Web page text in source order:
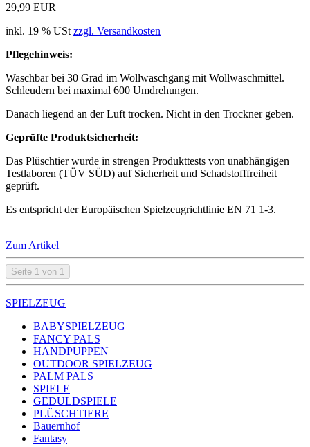
29,99 EUR
inkl. 19 % USt zzgl. Versandkosten
Pflegehinweis:
Waschbar bei 30 Grad im Wollwaschgang mit Wollwaschmittel.
Schleudern bei maximal 600 Umdrehungen.
Danach liegend an der Luft trocken. Nicht in den Trockner geben.
Geprüfte Produktsicherheit:
Das Plüschtier wurde in strengen Produkttests von unabhängigen
Testlaboren (TÜV SÜD) auf Sicherheit und Schadstofffreiheit
geprüft.
Es entspricht der Europäischen Spielzeugrichtlinie EN 71 1-3.
Zum Artikel
Seite 1 von 1
SPIELZEUG
BABYSPIELZEUG
FANCY PALS
HANDPUPPEN
OUTDOOR SPIELZEUG
PALM PALS
SPIELE
GEDULDSPIELE
PLÜSCHTIERE
Bauernhof
Fantasy